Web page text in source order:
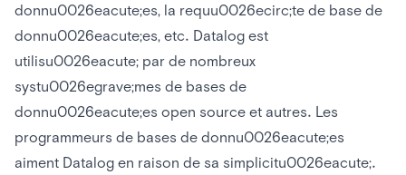
donnu0026eacute;es, la requu0026ecirc;te de base de
donnu0026eacute;es, etc. Datalog est
utilisu0026eacute; par de nombreux
systu0026egrave;mes de bases de
donnu0026eacute;es open source et autres. Les
programmeurs de bases de donnu0026eacute;es
aiment Datalog en raison de sa simplicitu0026eacute;.